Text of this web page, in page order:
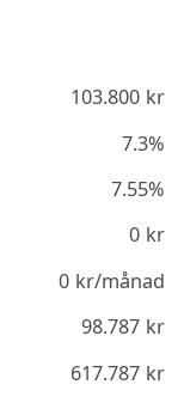
103.800kr
7.3%
7.55%
0kr
0kr/månad
98.787kr
617.787kr